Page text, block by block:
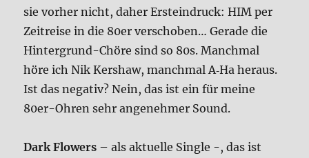
sie vor­her nicht, daher Erst­ein­druck: HIM per
Zeit­rei­se in die 80er ver­scho­ben… Gera­de die
Hin­ter­grund-Chö­re sind so 80s. Manch­mal
höre ich Nik Ker­s­haw, manch­mal A‑Ha her­aus.
Ist das nega­tiv? Nein, das ist ein für mei­ne
80er-Ohren sehr ange­neh­mer Sound.
Dark Flowers – als aktu­el­le Sin­gle -, das ist